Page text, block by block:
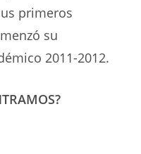
primeros
su
2011-2012.